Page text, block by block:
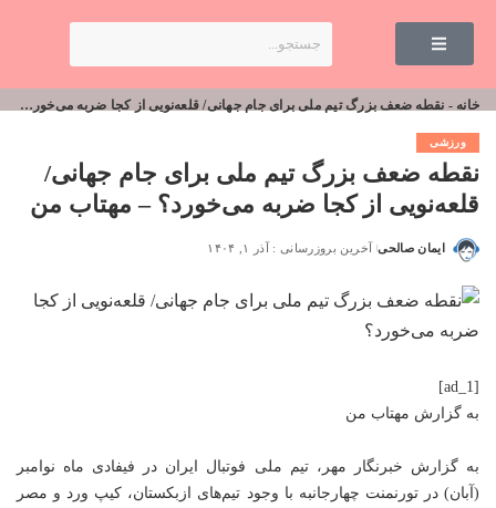
خانه - نقطه ضعف بزرگ تیم ملی برای جام جهانی/ قلعه‌نویی از کجا ضربه می‌خورد؟ – مهتاب من
ورزشی
نقطه ضعف بزرگ تیم ملی برای جام جهانی/
قلعه‌نویی از کجا ضربه می‌خورد؟ – مهتاب من
ایمان صالحی آخرین بروزرسانی : آذر ۱, ۱۴۰۴
[ad_1]
به گزارش مهتاب من
به گزارش خبرنگار مهر، تیم ملی فوتبال ایران در فیفادی ماه نوامبر
(آبان) در تورنمنت چهارجانبه با وجود تیم‌های ازبکستان، کیپ ورد و مصر